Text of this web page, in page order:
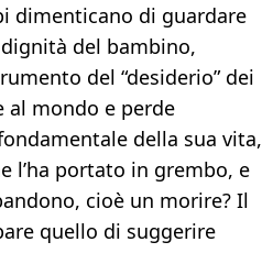
dimenticano di guardare
del bambino,
del “desiderio” dei
al mondo e perde
della sua vita,
l’ha portato in grembo, e
cioè un morire? Il
quello di suggerire